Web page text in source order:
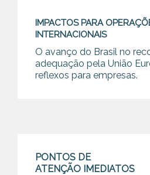
IMPACTOS PARA
INTERNACIONAIS
O avanço do Brasil no
adequação pela União
reflexos para empresas.
PONTOS DE
ATENÇÃO IMEDIATOS